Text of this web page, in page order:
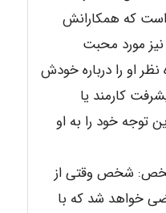
است که همکارانش
مورد محبت
او را درباره خودش
کارمند یا
توجه خود را به او
شخص وقتی از
خواهد شد که با